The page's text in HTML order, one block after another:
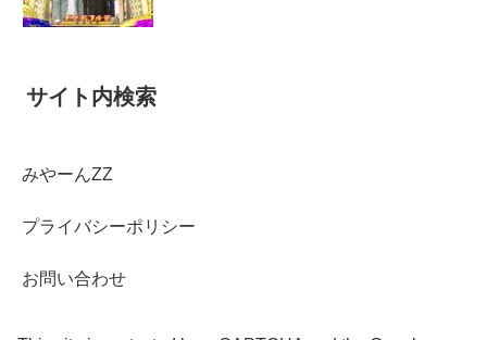
サイト内検索
みやーんZZ
プライバシーポリシー
お問い合わせ